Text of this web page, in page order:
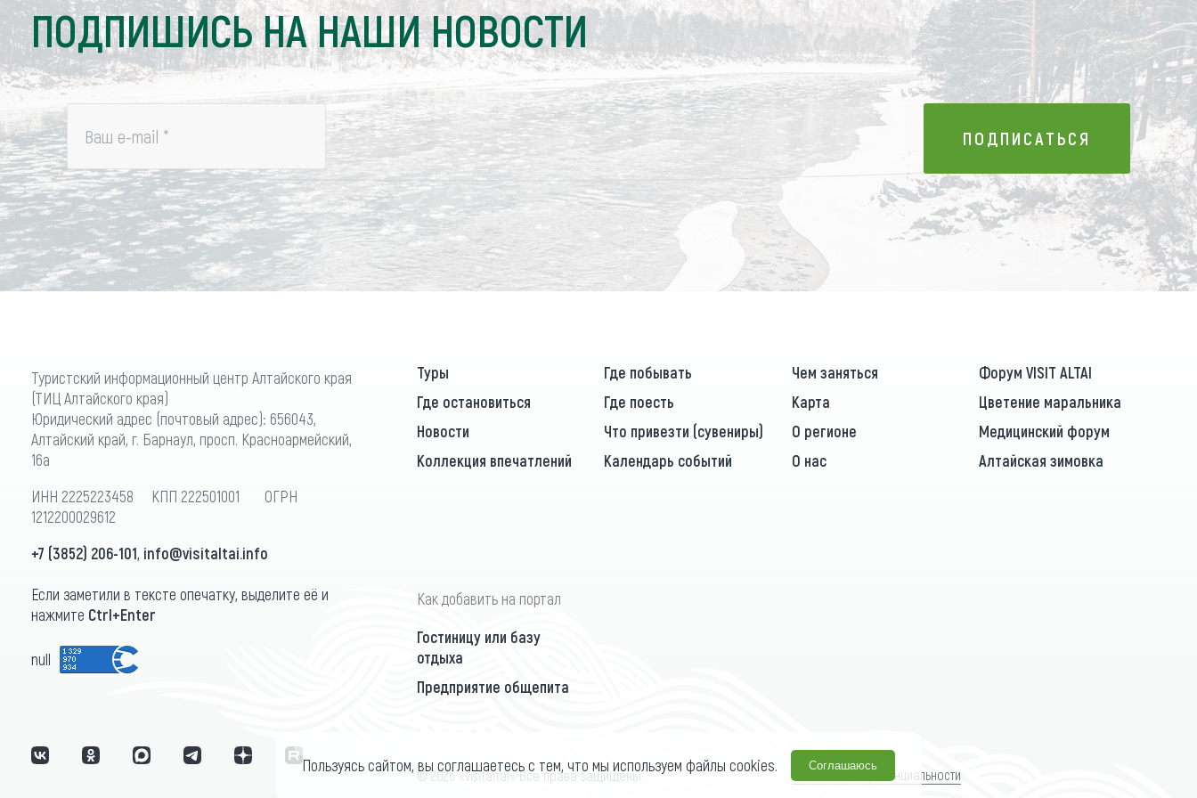
ПОДПИШИСЬ НА НАШИ НОВОСТИ
Ваш e-mail * ПОДПИСАТЬСЯ
ПОДПИСАТЬСЯ
Туристский информационный центр Алтайского края
(ТИЦ Алтайского края)
Юридический адрес (почтовый адрес): 656043,
Алтайский край, г. Барнаул, просп. Красноармейский,
16а
ИНН 2225223458 КПП 222501001 ОГРН
1212200029612
+7 (3852) 206-101, info@visitaltai.info
Если заметили в тексте опечатку, выделите её и
нажмите Ctrl+Enter
null
Туры Где побывать Чем заняться
Форум VISIT ALTAI
Где остановиться
Где поесть Карта
Цветение маральника
Новости
Что привезти (сувениры) О регионе
Медицинский форум
Коллекция впечатлений
Календарь событий О нас Алтайская зимовка
Как добавить на портал
Гостиницу или базу
отдыха
Предприятие общепита
© 2026 «visitaltai» Все права защищены. Политика конфиденциальности
Пользуясь сайтом, вы соглашаетесь с тем, что мы используем файлы cookies. Соглашаюсь